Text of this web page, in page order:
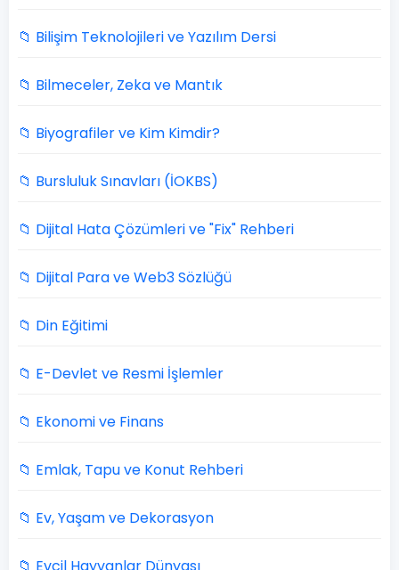
📁 Bilişim Teknolojileri ve Yazılım Dersi
📁 Bilmeceler, Zeka ve Mantık
📁 Biyografiler ve Kim Kimdir?
📁 Bursluluk Sınavları (İOKBS)
📁 Dijital Hata Çözümleri ve "Fix" Rehberi
📁 Dijital Para ve Web3 Sözlüğü
📁 Din Eğitimi
📁 E-Devlet ve Resmi İşlemler
📁 Ekonomi ve Finans
📁 Emlak, Tapu ve Konut Rehberi
📁 Ev, Yaşam ve Dekorasyon